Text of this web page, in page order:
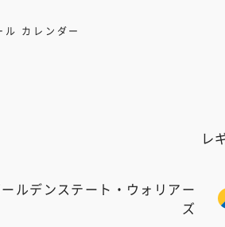
レ
ルデンステート・ウォリアー
ズ
ル カレンダー